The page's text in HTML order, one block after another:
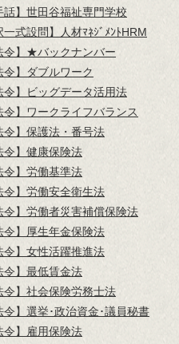
話】世田谷福祉専門学校
一式設問】人材ﾏﾈｼﾞﾒﾝﾄHRM
令】★バックナンバー
令】ダブルワーク
令】ビッグデータ活用法
令】ワークライフバランス
令】保護法・番号法
令】健康保険法
令】労働基準法
令】労働安全衛生法
令】労働者災害補償保険法
令】厚生年金保険法
令】女性活躍推進法
令】最低賃金法
令】社会保険労務士法
令】選挙･政治資金･議員秘書
令】雇用保険法